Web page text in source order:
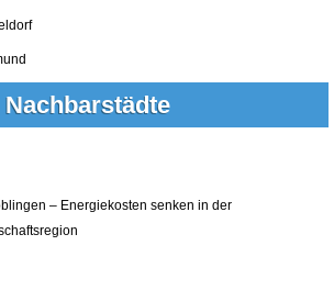
Nachbarstädte
– Energiekosten senken in der